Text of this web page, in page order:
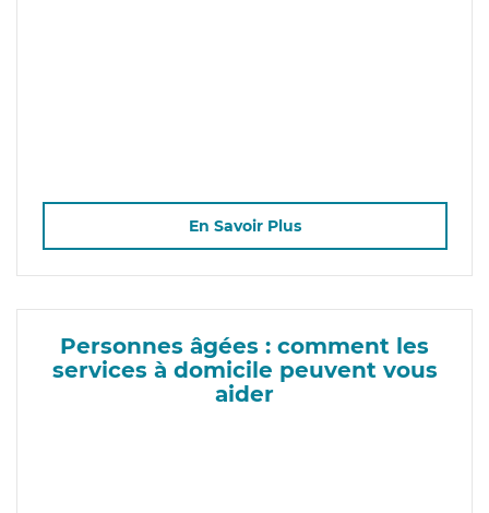
En Savoir Plus
Personnes âgées : comment les
services à domicile peuvent vous
aider